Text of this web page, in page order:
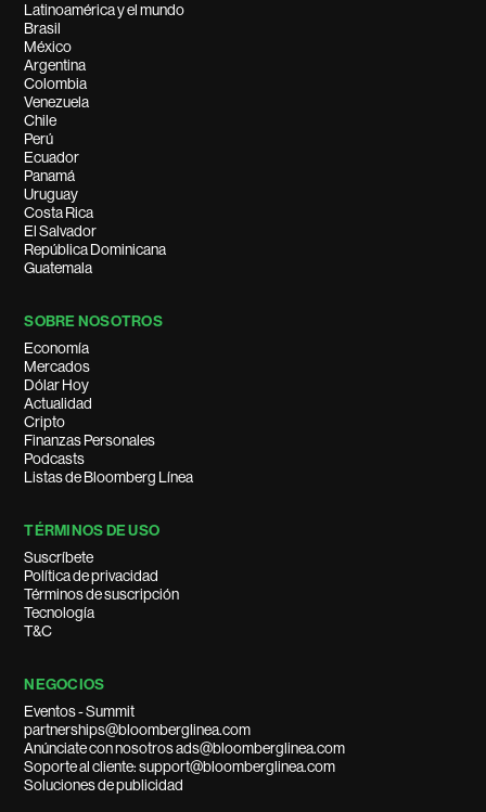
Latinoamérica y el mundo
Brasil
México
Argentina
Colombia
Venezuela
Chile
Perú
Ecuador
Panamá
Uruguay
Costa Rica
El Salvador
República Dominicana
Guatemala
SOBRE NOSOTROS
Economía
Mercados
Dólar Hoy
Actualidad
Cripto
Finanzas Personales
Podcasts
Listas de Bloomberg Línea
TÉRMINOS DE USO
Suscríbete
Política de privacidad
Términos de suscripción
Tecnología
T&C
NEGOCIOS
Eventos - Summit
partnerships@bloomberglinea.com
Anúnciate con nosotros ads@bloomberglinea.com
Soporte al cliente: support@bloomberglinea.com
Soluciones de publicidad